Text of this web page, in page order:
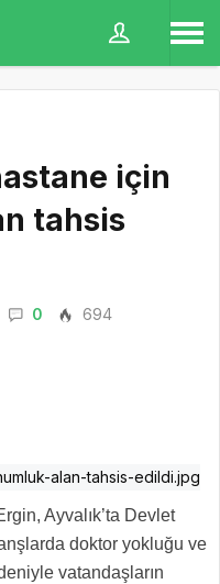
için
tahsis
0
694
Ayvalık’ta Devlet
doktor yokluğu ve
vatandaşların